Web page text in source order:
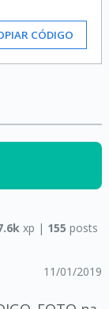
CÓDIGO
xp | 155 posts
11/01/2019